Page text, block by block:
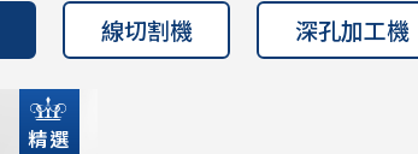
線切割機 深孔加工機
精選